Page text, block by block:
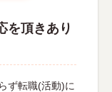
を頂きあり
ず転職(活動)に